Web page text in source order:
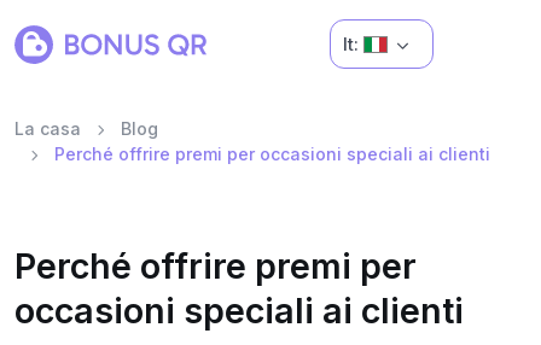
It:
La casa
Blog
Perché offrire premi per occasioni speciali ai clienti
Perché offrire premi per
occasioni speciali ai clienti